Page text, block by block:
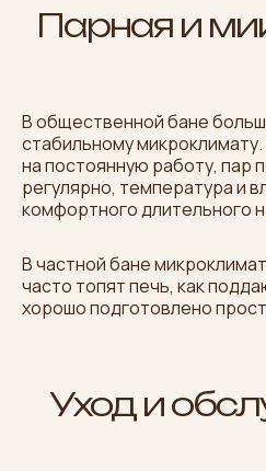
Парная и
В общественной бане
стабильному
на постоянную работу, пар
регулярно, температура и
комфортного длительного
В частной бане
часто топят печь, как
хорошо подготовлено
Уход и